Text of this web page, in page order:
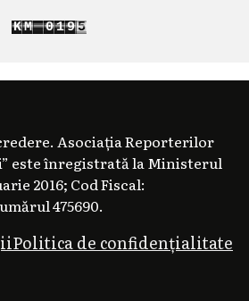
KM
020
4
5
Asociația Reporterilor
este înregistrată la Ministerul
2016; Cod Fiscal:
475690.
Politica de confidențialitate